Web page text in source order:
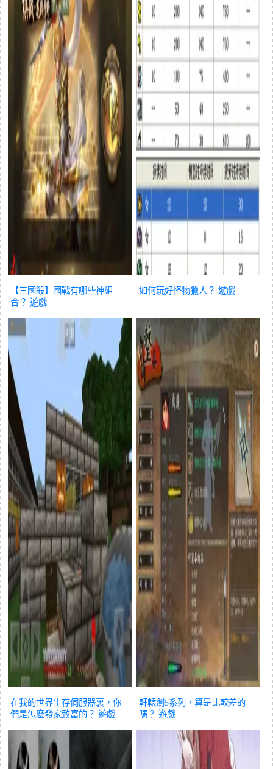
【三國殺】國戰有哪些神組
合？ 遊戲
如何玩好怪物獵人？ 遊戲
在我的世界生存伺服器裏，你
們是怎麽發家致富的？ 遊戲
軒轅劍5系列，算是比較差的
嗎？ 遊戲